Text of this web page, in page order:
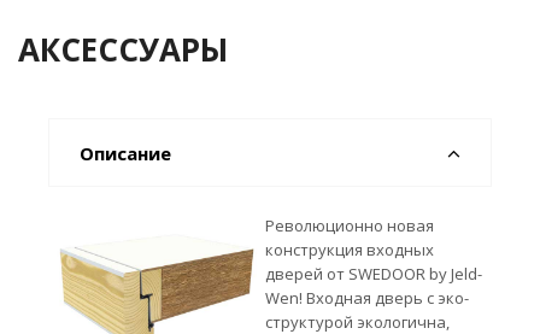
АКСЕССУАРЫ
Описание
Революционно новая
конструкция входных
дверей от SWEDOOR by Jeld-
Wen! Входная дверь с эко-
структурой экологична,